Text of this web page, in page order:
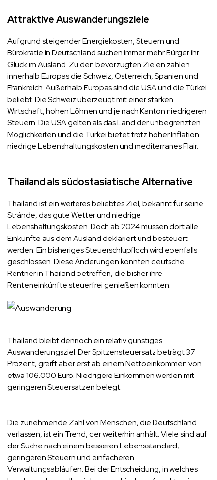
Attraktive Auswanderungsziele
Aufgrund steigender Energiekosten, Steuern und
Bürokratie in Deutschland suchen immer mehr Bürger ihr
Glück im Ausland. Zu den bevorzugten Zielen zählen
innerhalb Europas die Schweiz, Österreich, Spanien und
Frankreich. Außerhalb Europas sind die USA und die Türkei
beliebt. Die Schweiz überzeugt mit einer starken
Wirtschaft, hohen Löhnen und je nach Kanton niedrigeren
Steuern. Die USA gelten als das Land der unbegrenzten
Möglichkeiten und die Türkei bietet trotz hoher Inflation
niedrige Lebenshaltungskosten und mediterranes Flair.
Thailand als südostasiatische Alternative
Thailand ist ein weiteres beliebtes Ziel, bekannt für seine
Strände, das gute Wetter und niedrige
Lebenshaltungskosten. Doch ab 2024 müssen dort alle
Einkünfte aus dem Ausland deklariert und besteuert
werden. Ein bisheriges Steuerschlupfloch wird ebenfalls
geschlossen. Diese Änderungen könnten deutsche
Rentner in Thailand betreffen, die bisher ihre
Renteneinkünfte steuerfrei genießen konnten.
Thailand bleibt dennoch ein relativ günstiges
Auswanderungsziel. Der Spitzensteuersatz beträgt 37
Prozent, greift aber erst ab einem Nettoeinkommen von
etwa 106.000 Euro. Niedrigere Einkommen werden mit
geringeren Steuersätzen belegt.
Die zunehmende Zahl von Menschen, die Deutschland
verlassen, ist ein Trend, der weiterhin anhält. Viele sind auf
der Suche nach einem besseren Lebensstandard,
geringeren Steuern und einfacheren
Verwaltungsabläufen. Bei der Entscheidung, in welches